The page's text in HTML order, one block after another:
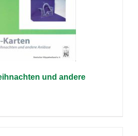
und andere